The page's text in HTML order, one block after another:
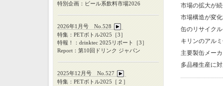
市場の拡大が
市場構造が変
缶のリサイク
キリンのアル
主要製缶メー
多品種生産に
特別企画：ビール系飲料市場2026
2026年1月号 No.528
特集：PETボトル2025［3］
特報！：drinktec 2025リポート［3］
Report：第10回ドリンク ジャパン
2025年12月号 No.527
特集：PETボトル2025
［２］